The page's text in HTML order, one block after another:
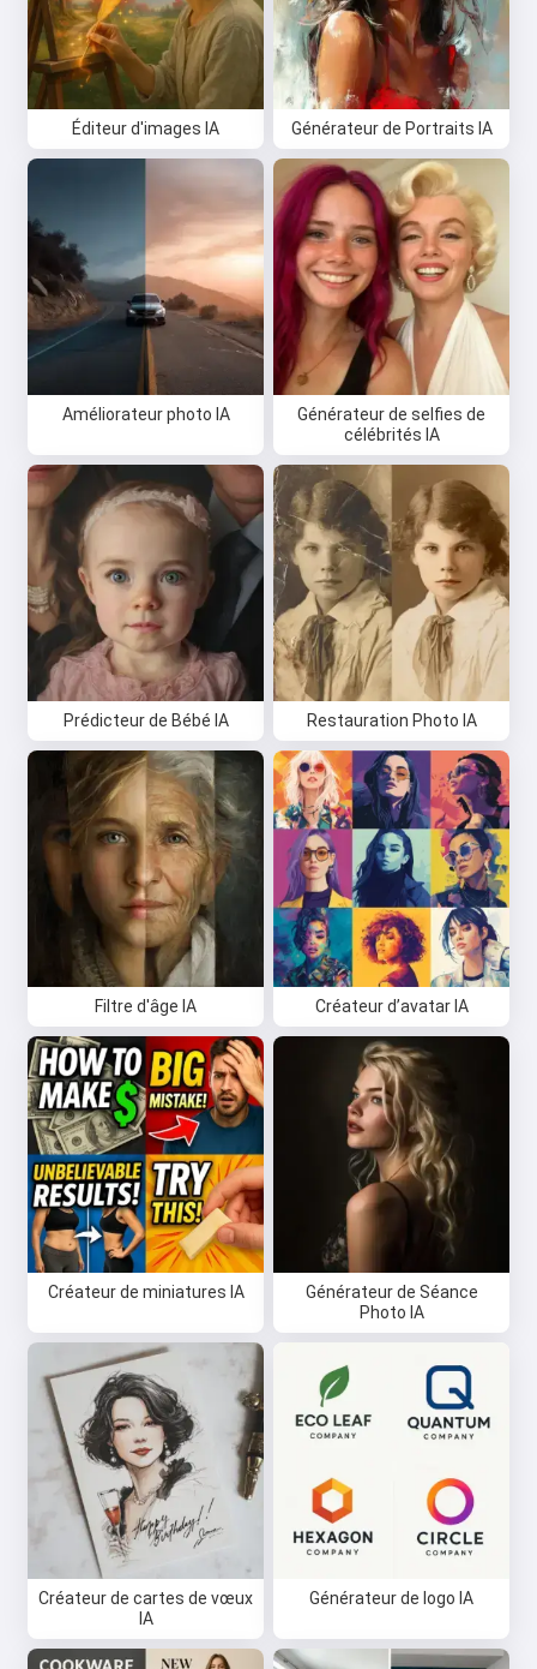
Éditeur d'images IA Générateur de Portraits IA
Améliorateur photo IA
Générateur de selfies de
célébrités IA
Prédicteur de Bébé IA Restauration Photo IA
Filtre d'âge IA Créateur d’avatar IA
Créateur de miniatures IA
Générateur de Séance
Photo IA
Créateur de cartes de vœux
IA
Générateur de logo IA